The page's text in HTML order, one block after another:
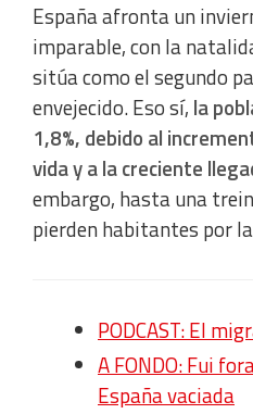
España afronta un
imparable, con la
sitúa como el segundo
envejecido. Eso sí, la
1,8%, debido al
vida y a la creciente
embargo, hasta una
pierden habitantes por
PODCAST: El
A FONDO: Fui
España vaciada